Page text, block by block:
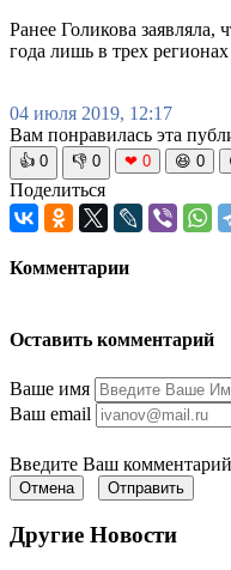
Ранее Голикова заявляла,
года лишь в трех
04 июля 2019, 12:17
Вам понравилась эта
👍 0 👎 0 ❤ 0 😆 0
Поделиться
Комментарии
Оставить комментарий
Ваше имя
Ваш email
Введите Ваш комментарий
Отмена Отправить
Другие Новости